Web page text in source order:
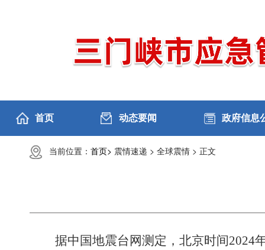
首页 动态要闻 政府信息
当前位置： 首页> 震情速递 > 全球震情 > 正文
据中国地震台网测定，北京时间2024